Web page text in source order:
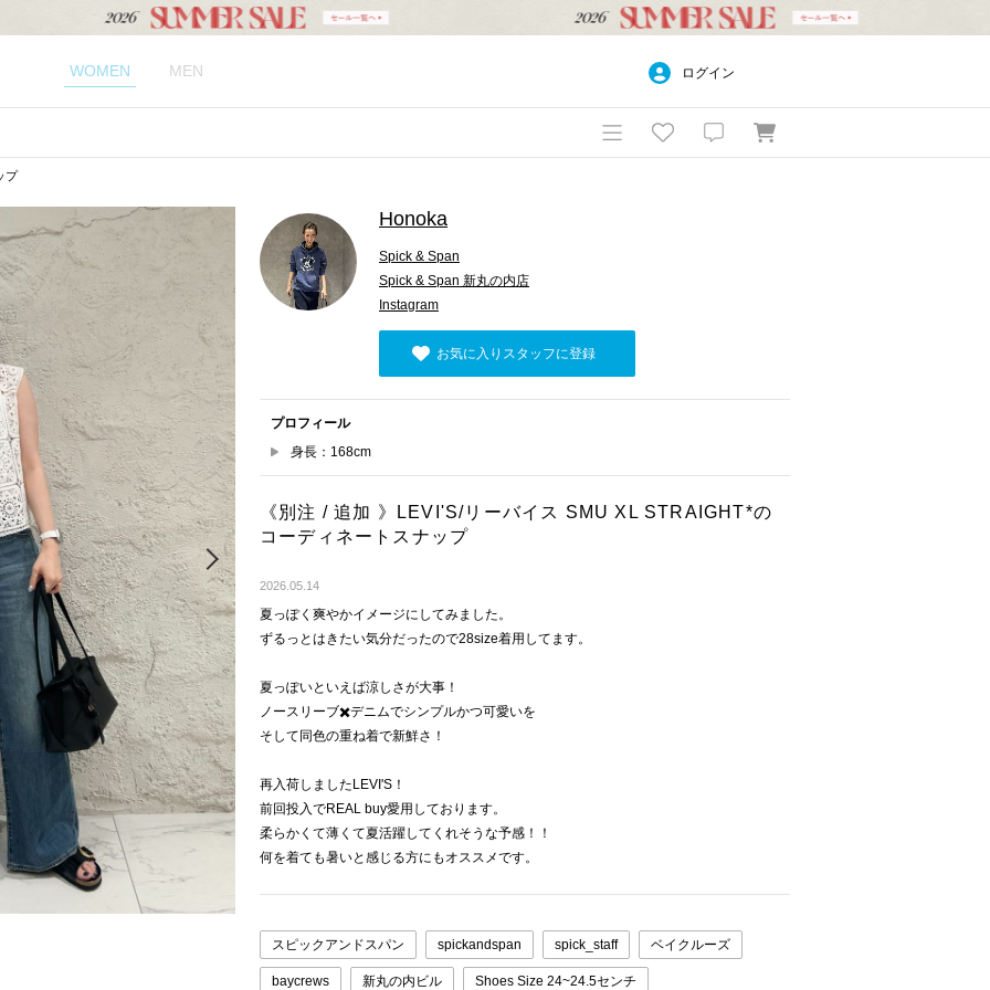
WOMEN MEN ログイン
プ
Honoka
Spick & Span
Spick & Span 新丸の内店
Instagram
お気に入りスタッフに登録
プロフィール
身長：168cm
《別注 / 追加 》LEVI'S/リーバイス SMU XL STRAIGHT*の
コーディネートスナップ
2026.05.14
夏っぽく爽やかイメージにしてみました。
ずるっとはきたい気分だったので28size着用してます。
夏っぽいといえば涼しさが大事！
ノースリーブ✖️デニムでシンプルかつ可愛いを
そして同色の重ね着で新鮮さ！
再入荷しましたLEVI'S！
前回投入でREAL buy愛用しております。
柔らかくて薄くて夏活躍してくれそうな予感！！
何を着ても暑いと感じる方にもオススメです。
スピックアンドスパン spickandspan spick_staff ベイクルーズ
baycrews 新丸の内ビル Shoes Size 24~24.5センチ